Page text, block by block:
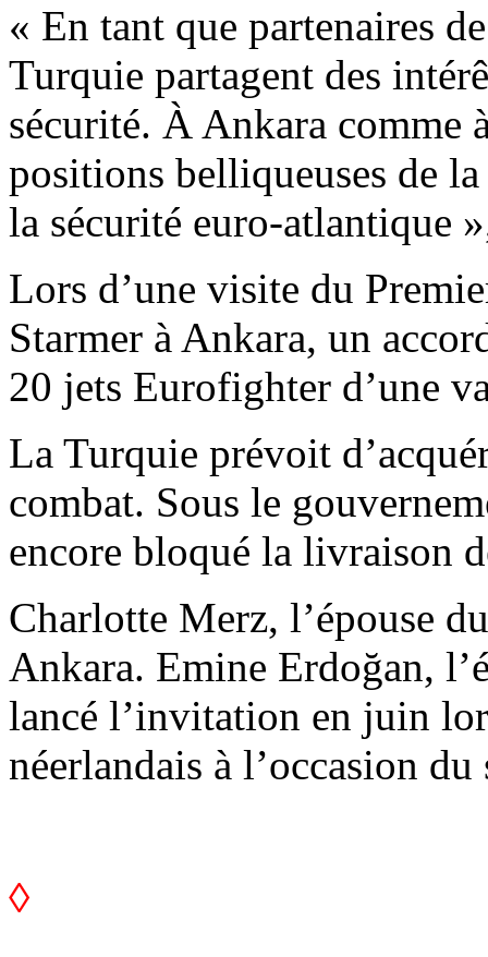
« En tant que partenaires
Turquie partagent des
sécurité. À Ankara comme
positions belliqueuses de
la sécurité euro-atlantique
Lors d’une visite du
Starmer à Ankara, un
20 jets Eurofighter d’une
La Turquie prévoit
combat. Sous le
encore bloqué la livraison
Charlotte Merz, l’épouse
Ankara. Emine Erdoğan,
lancé l’invitation en juin
néerlandais à l’occasion
◊